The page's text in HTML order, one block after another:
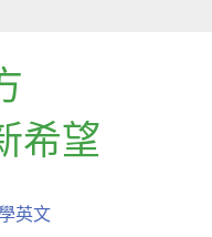
希望
英文